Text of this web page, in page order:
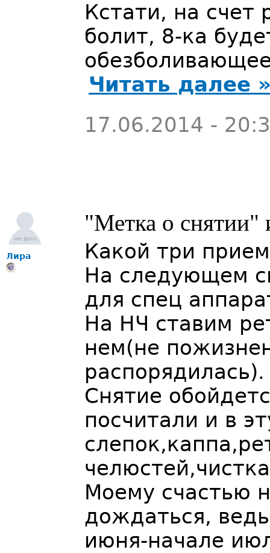
Кстати, на счет
болит, 8-ка
Читать далее
17.06.2014 -
Лира
"Метка о снятии"
Какой три
На следующем
для спец
На НЧ ставим
нем(не
распорядилась).
Снятие
посчитали и в
Моему счастью
дождаться,
июня-начале